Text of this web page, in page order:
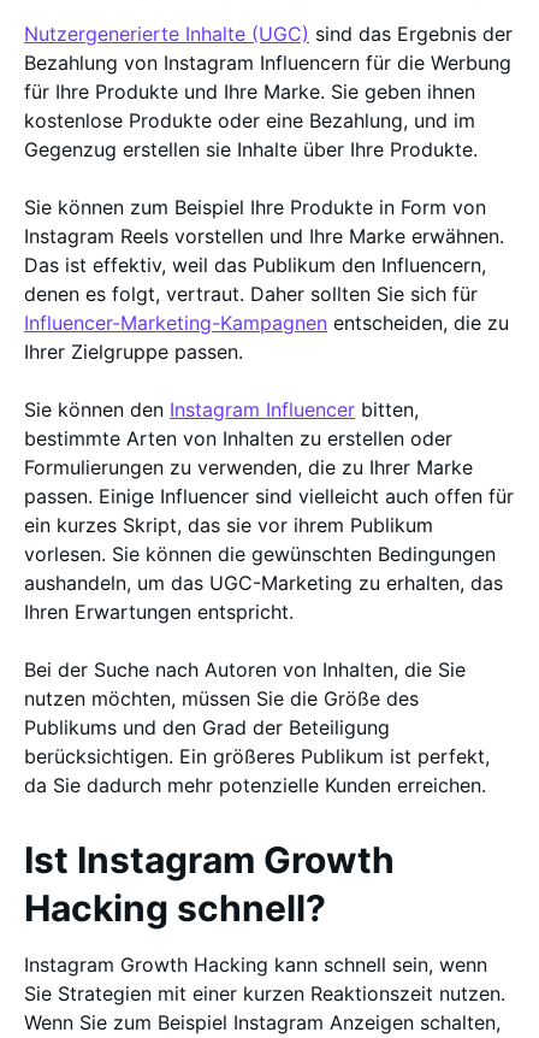
Nutzergenerierte Inhalte (UGC) sind das Ergebnis der
Bezahlung von Instagram Influencern für die Werbung
für Ihre Produkte und Ihre Marke. Sie geben ihnen
kostenlose Produkte oder eine Bezahlung, und im
Gegenzug erstellen sie Inhalte über Ihre Produkte.
Sie können zum Beispiel Ihre Produkte in Form von
Instagram Reels vorstellen und Ihre Marke erwähnen.
Das ist effektiv, weil das Publikum den Influencern,
denen es folgt, vertraut. Daher sollten Sie sich für
Influencer-Marketing-Kampagnen entscheiden, die zu
Ihrer Zielgruppe passen.
Sie können den Instagram Influencer bitten,
bestimmte Arten von Inhalten zu erstellen oder
Formulierungen zu verwenden, die zu Ihrer Marke
passen. Einige Influencer sind vielleicht auch offen für
ein kurzes Skript, das sie vor ihrem Publikum
vorlesen. Sie können die gewünschten Bedingungen
aushandeln, um das UGC-Marketing zu erhalten, das
Ihren Erwartungen entspricht.
Bei der Suche nach Autoren von Inhalten, die Sie
nutzen möchten, müssen Sie die Größe des
Publikums und den Grad der Beteiligung
berücksichtigen. Ein größeres Publikum ist perfekt,
da Sie dadurch mehr potenzielle Kunden erreichen.
Ist Instagram Growth
Hacking schnell?
Instagram Growth Hacking kann schnell sein, wenn
Sie Strategien mit einer kurzen Reaktionszeit nutzen.
Wenn Sie zum Beispiel Instagram Anzeigen schalten,